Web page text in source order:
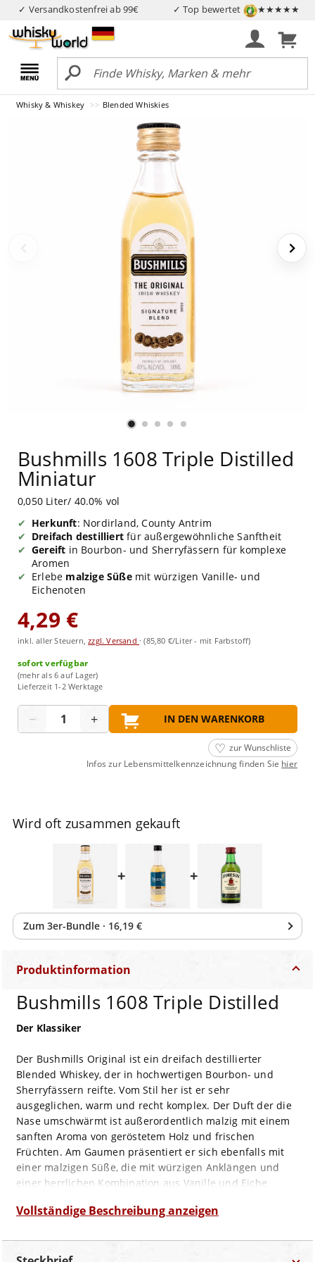
✓ Versandkostenfrei ab 99€ ✓ Top bewertet ★★★★★
Whisky & Whiskey Blended Whiskies
Bushmills 1608 Triple Distilled
Miniatur
0,050 Liter/ 40.0% vol
Herkunft: Nordirland, County Antrim
Dreifach destilliert für außergewöhnliche Sanftheit
Gereift in Bourbon- und Sherryfässern für komplexe
Aromen
Erlebe malzige Süßemit würzigen Vanille- und
Eichenoten
4,29 €
inkl. aller Steuern,zzgl. Versand ·(85,80 €/Liter - mit Farbstoff)
sofort verfügbar
(mehr als 6 auf Lager)
Lieferzeit 1-2 Werktage
− + IN DEN WARENKORB
zur Wunschliste
Infos zur Lebensmittelkennzeichnung finden Sie hier
Wird oft zusammen gekauft
+ +
Zum 3er-Bundle · 16,19 €
Produktinformation
Bushmills 1608 Triple Distilled
Der Klassiker
Der Bushmills Original ist ein dreifach destillierter
Blended Whiskey, der in hochwertigen Bourbon- und
Sherryfässern reifte. Vom Stil her ist er sehr
ausgeglichen, warm und recht komplex. Der Duft der die
Nase umschwärmt ist außerordentlich malzig mit einem
sanften Aroma von geröstetem Holz und frischen
Früchten. Am Gaumen präsentiert er sich ebenfalls mit
einer malzigen Süße, die mit würzigen Anklängen und
einer herrlichen Kombination aus Vanille und Eiche
trocken, würzig und leicht malzig.
Geruch:malzig, sanft, geröstetes Holz und frische Früchte
Vollständige Beschreibung anzeigen